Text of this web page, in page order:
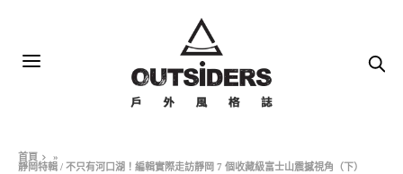
首頁
»
靜岡特輯 / 不只有河口湖！編輯實際走訪靜岡 7 個收藏級富士山震撼視角（下）